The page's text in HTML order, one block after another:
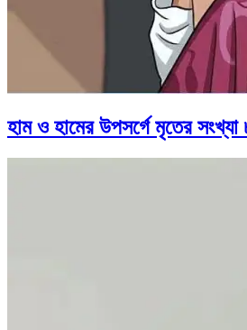
হাম ও হামের উপসর্গে মৃতের